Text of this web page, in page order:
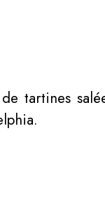
tartines